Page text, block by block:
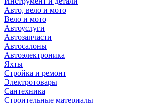
Авто, вело и мото
Вело и мото
Автоуслуги
Автозапчасти
Автосалоны
Автоэлектроника
Яхты
Стройка и ремонт
Электротовары
Сантехника
Строительные материалы